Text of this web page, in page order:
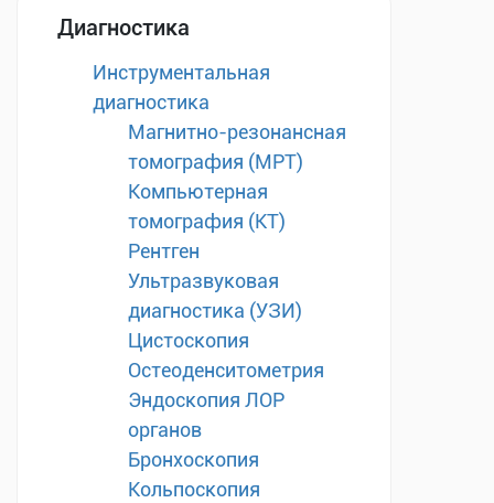
Диагностика
Инструментальная
диагностика
Магнитно-резонансная
томография (МРТ)
Компьютерная
томография (КТ)
Рентген
Ультразвуковая
диагностика (УЗИ)
Цистоскопия
Остеоденситометрия
Эндоскопия ЛОР
органов
Бронхоскопия
Кольпоскопия